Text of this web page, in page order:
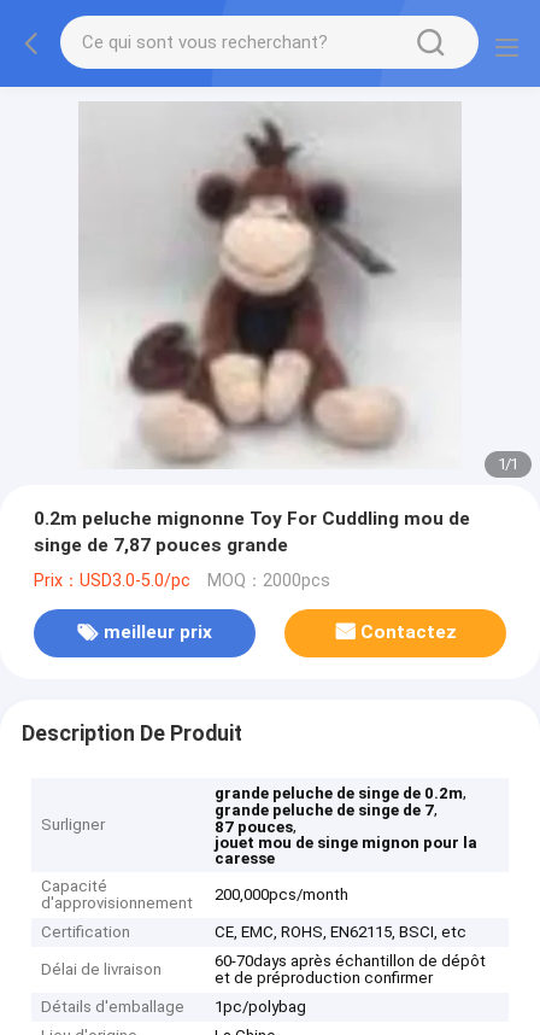
1/1
0.2m peluche mignonne Toy For Cuddling mou de
singe de 7,87 pouces grande
Prix：USD3.0-5.0/pc MOQ：2000pcs
meilleur prix Contactez
Description De Produit
Surligner
grande peluche de singe de 0.2m,
grande peluche de singe de 7,
87 pouces,
jouet mou de singe mignon pour la
caresse
Capacité
d'approvisionnement
200,000pcs/month
Certification CE, EMC, ROHS, EN62115, BSCI, etc
Délai de livraison
60-70days après échantillon de dépôt
et de préproduction confirmer
Détails d'emballage
1pc/polybag